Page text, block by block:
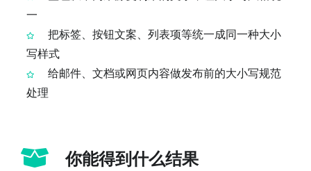
一
把标签、按钮文案、列表项等统一成同一种大小
写样式
给邮件、文档或网页内容做发布前的大小写规范
处理
你能得到什么结果